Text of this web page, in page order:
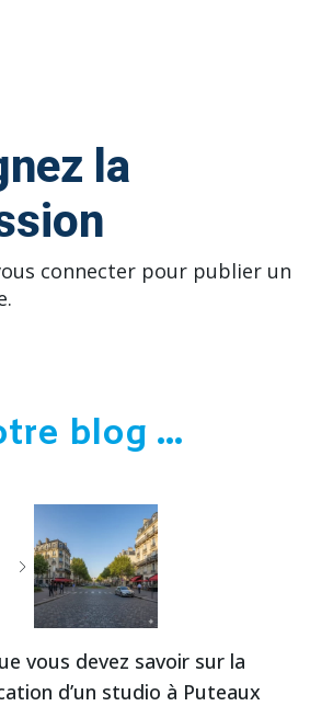
la
connecter pour publier un
blog ...
vous devez savoir sur la
d’un studio à Puteaux